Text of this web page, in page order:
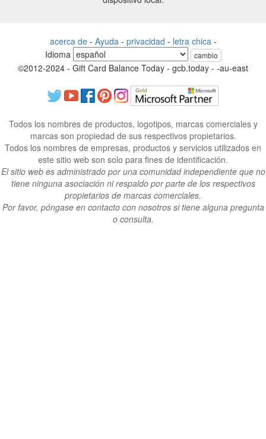
acerca de- Ayuda - privacidad - letra chica -
Idioma
cambio
©2012-2024 - Gift Card Balance Today - gcb.today - -au-east
Todos los nombres de productos, logotipos, marcas comerciales y
marcas son propiedad de sus respectivos propietarios.
Todos los nombres de empresas, productos y servicios utilizados en
este sitio web son solo para fines de identificación.
El sitio web es administrado por una comunidad independiente que no
tiene ninguna asociación ni respaldo por parte de los respectivos
propietarios de marcas comerciales.
Por favor, póngase en contacto con nosotros si tiene alguna pregunta
o consulta.